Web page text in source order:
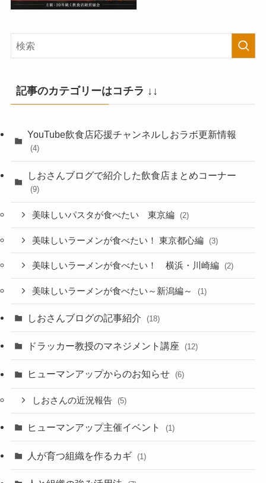
記事のカテゴリーはコチラ ↓↓
YouTube飲食店応援チャンネルしおラボ更新情報
(4)
しおさんブログで紹介した飲食店まとめコーナー
(9)
美味しいパスタが食べたい 東京編 (2)
美味しいラーメンが食べたい！ 東京都心編 (3)
美味しいラーメンが食べたい！ 横浜・川崎編 (2)
美味しいラーメンが食べたい～新潟編～ (1)
しおさんブログの記事紹介 (18)
ドラッカー教授のマネジメント講座 (12)
ヒューマンアップからのお知らせ (6)
しおさんの近況報告 (5)
ヒューマンアップ主催イベント (1)
人が育つ組織を作るカギ (1)